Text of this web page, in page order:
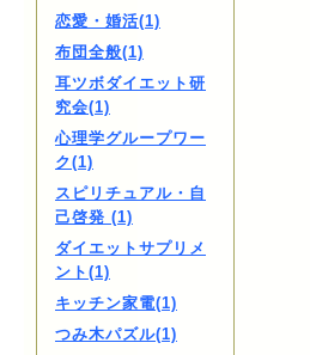
恋愛・婚活(1)
布団全般(1)
耳ツボダイエット研
究会(1)
心理学グループワー
ク(1)
スピリチュアル・自
己啓発 (1)
ダイエットサプリメ
ント(1)
キッチン家電(1)
つみ木パズル(1)